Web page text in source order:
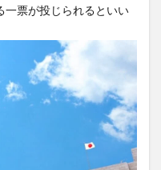
一票が投じられるといい